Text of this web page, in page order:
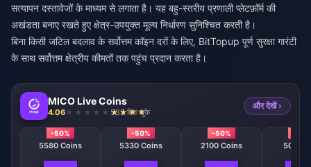
सत्यापन दस्तावेजों के माध्यम से लगाता है। यह बहु-स्तरीय प्रणाली प्लेटफ़ॉर्म की
अखंडता बनाए रखते हुए क्षेत्र-उपयुक्त मूल्य निर्धारण सुनिश्चित करती है।
बिना किसी जटिल बदलाव के सर्वोत्तम कॉइन दरों के लिए, BitTopup पूर्ण सुरक्षा गारंटी
के साथ सर्वोत्तम क्षेत्रीय कीमतों तक पहुंच प्रदान करता है।
MICO Live Coins
4.06 535 बिक चुके
और देखें ›
-50%
5580 Coins
-50%
5330 Coins
-50%
2100 Coins 508